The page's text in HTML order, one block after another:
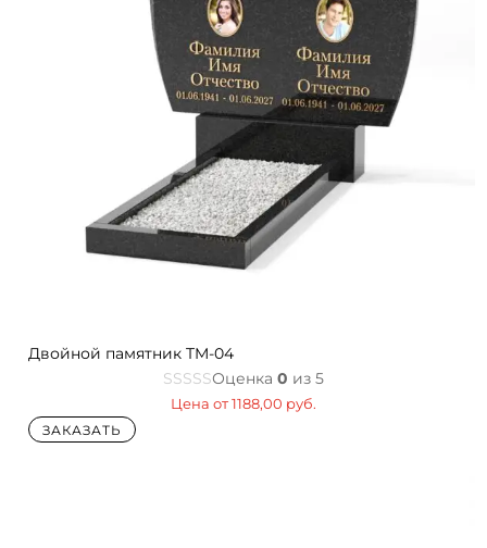
Двойной памятник TM-04
Оценка 0 из 5
Цена от1188,00 руб.
ЗАКАЗАТЬ